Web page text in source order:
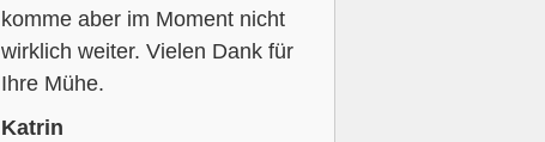
komme aber im Moment nicht
wirklich weiter. Vielen Dank für
Ihre Mühe.
Katrin